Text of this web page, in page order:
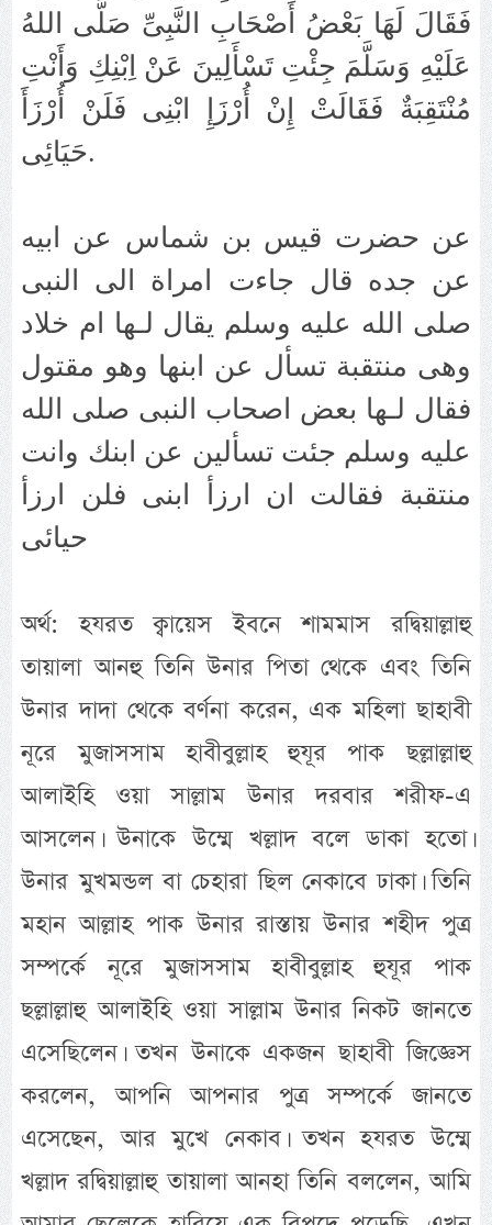
فَقَالَ لَهَا بَعْضُ أَصْحَابِ النَّبِىِّ صَلَّى اللهُ
عَلَيْهِ وَسَلَّمَ جِئْتِ تَسْأَلِينَ عَنْ اِبْنِكِ وَأَنْتِ
مُنْتَقِبَةٌ فَقَالَتْ إِنْ أُرْزَإِ ابْنِى فَلَنْ أُرْزَأَ
حَيَائِى.
عن حضرت قيس بن شماس عن ابيه
عن جده قال جاءت امراة الى النبى
صلى الله عليه وسلم يقال لـها ام خلاد
وهى منتقبة تسأل عن ابنها وهو مقتول
فقال لـها بعض اصحاب النبى صلى الله
عليه وسلم جئت تسألين عن ابنك وانت
منتقبة فقالت ان ارزأ ابنى فلن ارزأ
حيائى
অর্থ: হযরত ক্বায়েস ইবনে শামমাস রদ্বিয়াল্লাহু
তায়ালা আনহু তিনি উনার পিতা থেকে এবং তিনি
উনার দাদা থেকে বর্ণনা করেন, এক মহিলা ছাহাবী
নূরে মুজাসসাম হাবীবুল্লাহ হুযূর পাক ছল্লাল্লাহু
আলাইহি ওয়া সাল্লাম উনার দরবার শরীফ-এ
আসলেন। উনাকে উম্মে খল্লাদ বলে ডাকা হতো।
উনার মুখমন্ডল বা চেহারা ছিল নেকাবে ঢাকা। তিনি
মহান আল্লাহ পাক উনার রাস্তায় উনার শহীদ পুত্র
সম্পর্কে নূরে মুজাসসাম হাবীবুল্লাহ হুযূর পাক
ছল্লাল্লাহু আলাইহি ওয়া সাল্লাম উনার নিকট জানতে
এসেছিলেন। তখন উনাকে একজন ছাহাবী জিজ্ঞেস
করলেন, আপনি আপনার পুত্র সম্পর্কে জানতে
এসেছেন, আর মুখে নেকাব। তখন হযরত উম্মে
খল্লাদ রদ্বিয়াল্লাহু তায়ালা আনহা তিনি বললেন, আমি